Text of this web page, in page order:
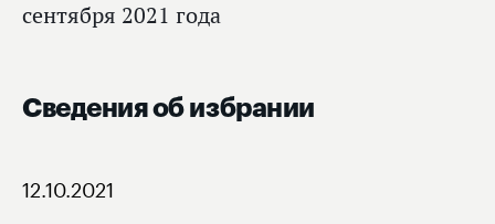
сентября 2021 года
Сведения об избрании
12.10.2021